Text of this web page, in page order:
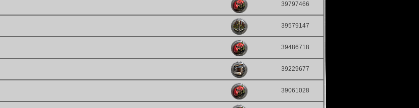
39797466
39579147
39486718
39229677
39061028